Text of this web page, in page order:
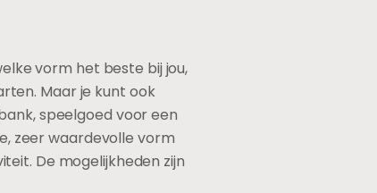
vorm het beste bij jou,
Maar je kunt ook
speelgoed voor een
zeer waardevolle vorm
De mogelijkheden zijn